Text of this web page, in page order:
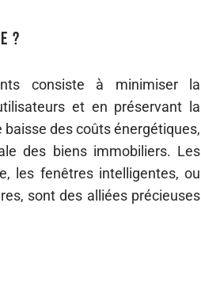
?
consiste à minimiser la
et en préservant la
baisse des coûts énergétiques,
des biens immobiliers. Les
les fenêtres intelligentes, ou
sont des alliées précieuses